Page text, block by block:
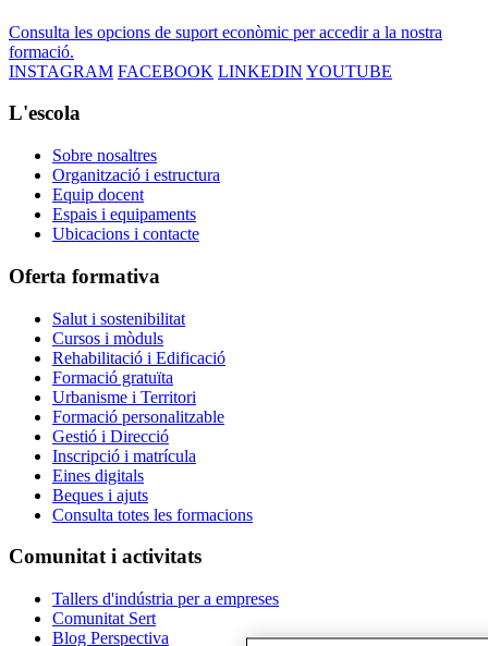
Consulta les opcions de suport econòmic per accedir a la nostra
formació.
INSTAGRAM FACEBOOK LINKEDIN YOUTUBE
L'escola
Sobre nosaltres
Organització i estructura
Equip docent
Espais i equipaments
Ubicacions i contacte
Oferta formativa
Salut i sostenibilitat
Cursos i mòduls
Rehabilitació i Edificació
Formació gratuïta
Urbanisme i Territori
Formació personalitzable
Gestió i Direcció
Inscripció i matrícula
Eines digitals
Beques i ajuts
Consulta totes les formacions
Comunitat i activitats
Tallers d'indústria per a empreses
Comunitat Sert
Blog Perspectiva